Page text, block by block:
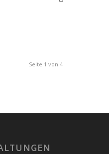
Seite 1 von 4